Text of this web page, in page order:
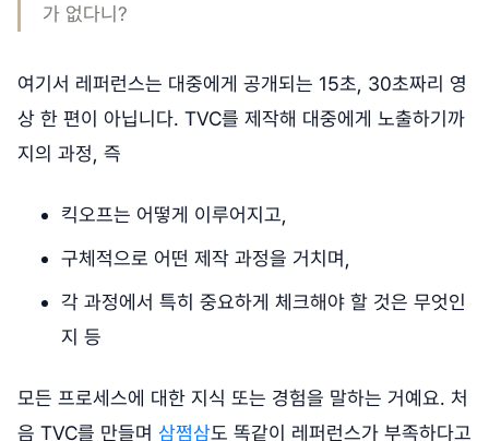
가 없다니?
여기서 레퍼런스는 대중에게 공개되는 15초, 30초짜리 영
상 한 편이 아닙니다. TVC를 제작해 대중에게 노출하기까
지의 과정, 즉
킥오프는 어떻게 이루어지고,
구체적으로 어떤 제작 과정을 거치며,
각 과정에서 특히 중요하게 체크해야 할 것은 무엇인
지 등
모든 프로세스에 대한 지식 또는 경험을 말하는 거예요. 처
음 TVC를 만들며 삼쩜삼도 똑같이 레퍼런스가 부족하다고